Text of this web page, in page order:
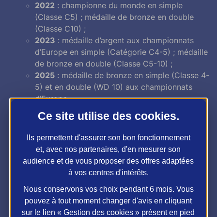
2022 : championne du monde en simple
(Classe C5) ; médaille de bronze en double
(Classe C10) ;
2023 : médaille d’argent aux championnats
d’Europe en simple (Catégorie C4-5) ; médaille
de bronze en double (Classe C5-10) ;
2025 : médaille de bronze en simple (Classe 4-
5) et en double (WD 10) aux championnats
d’Europe.
À lire également...
Ce site utilise des cookies.
Ils permettent d'assurer son bon fonctionnement
et, avec nos partenaires, d'en mesurer son
audience et de vous proposer des offres adaptées
à vos centres d'intérêts.
Nous conservons vos choix pendant 6 mois. Vous
pouvez à tout moment changer d'avis en cliquant
sur le lien « Gestion des cookies » présent en pied